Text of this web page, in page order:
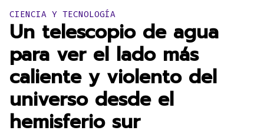
Publicado en:
CIENCIA Y TECNOLOGÍA
Un telescopio de agua
para ver el lado más
caliente y violento del
universo desde el
hemisferio sur